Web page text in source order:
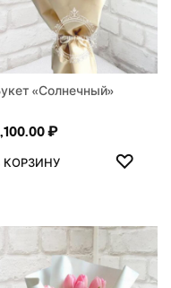
В ИЗБРАННОЕ
«Солнечный»
₽
КОРЗИНУ ♡